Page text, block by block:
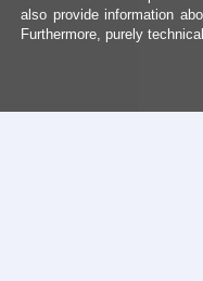
also provide information
Furthermore, purely